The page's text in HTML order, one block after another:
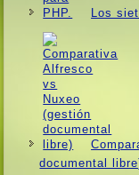
Los
documental